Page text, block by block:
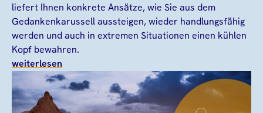
liefert Ihnen konkrete Ansätze, wie Sie aus dem
Gedankenkarussell aussteigen, wieder handlungsfähig
werden und auch in extremen Situationen einen kühlen
Kopf bewahren.
weiterlesen